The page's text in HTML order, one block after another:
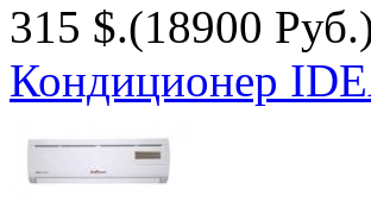
315 $.(18900
Кондиционер